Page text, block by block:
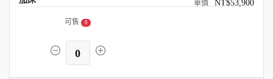
NT$53,900
可售 0
0